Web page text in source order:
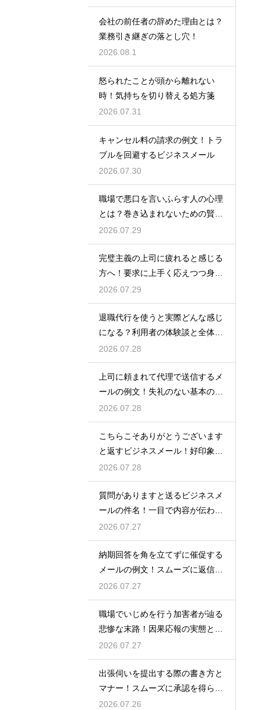
会社の前任者の辞めた理由とは？
業務引き継ぎの落とし穴！
2026.08.1
怒られたことが頭から離れない
時！気持ちを切り替える処方箋
2026.07.31
キャンセル料の請求の例文！トラ
ブルを回避するビジネスメール
2026.07.30
職場で悪口を言いふらす人の心理
とは？巻き込まれないための賢い
対処法
2026.07.29
完璧主義の上司に疲れると感じる
方へ！要求に上手く応えつつ身を
守る方法
2026.07.29
退職代行を使うと実際どんな感じ
になる？利用者の体験談と全体の
流れ
2026.07.28
上司に頼まれて代理で送信するメ
ールの例文！失礼のない基本の書
き方
2026.07.28
こちらこそありがとうございます
と返すビジネスメール！好印象な
例文
2026.07.28
質問がありますと送るビジネスメ
ールの件名！一目で内容が伝わる
書き方
2026.07.27
納期回答を角を立てずに催促する
メールの例文！スムーズに返信を
もらう術
2026.07.27
職場でいじめを行う加害者が辿る
悲惨な末路！因果応報の実態と身
の守り方
2026.07.27
出張伺いを提出する際の書き方と
マナー！スムーズに承認を得られ
る例文
2026.07.26